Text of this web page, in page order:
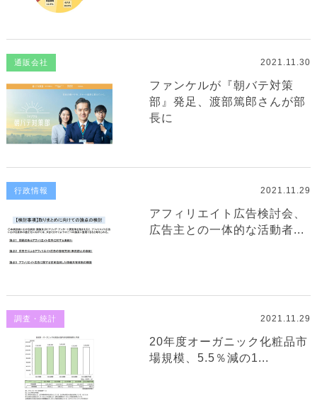
通販会社 2021.11.30
ファンケルが『朝バテ対策
部』発足、渡部篤郎さんが部
長に
行政情報 2021.11.29
アフィリエイト広告検討会、
広告主との一体的な活動者...
調査・統計 2021.11.29
20年度オーガニック化粧品市
場規模、5.5％減の1...